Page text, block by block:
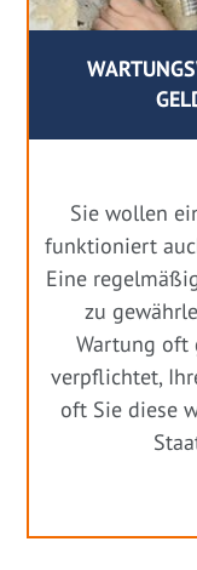
Sie wollen
funktioniert
Eine
zu
Wartung oft
verpflichtet,
oft Sie diese